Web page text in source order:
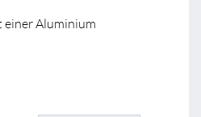
einer Aluminium